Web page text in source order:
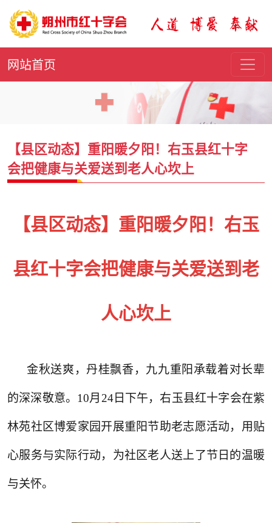
网站首页
【县区动态】重阳暖夕阳！右玉县红十字
会把健康与关爱送到老人心坎上
【县区动态】重阳暖夕阳！右玉
县红十字会把健康与关爱送到老
人心坎上
金秋送爽，丹桂飘香，九九重阳承载着对长辈
的深深敬意。10月24日下午，右玉县红十字会在紫
林苑社区博爱家园开展重阳节助老志愿活动，用贴
心服务与实际行动，为社区老人送上了节日的温暖
与关怀。